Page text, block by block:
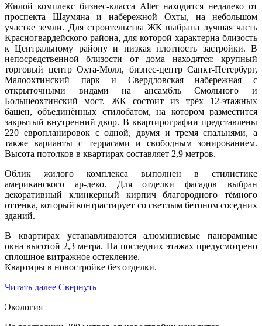
Жилой комплекс бизнес-класса Alter находится недалеко от
проспекта Шаумяна и набережной Охты, на небольшом
участке земли. Для строительства ЖК выбрана лучшая часть
Красногвардейского района, для которой характерна близость
к Центральному району и низкая плотность застройки. В
непосредственной близости от дома находятся: крупный
торговый центр Охта-Молл, бизнес-центр Санкт-Петербург,
Малоохтинский парк и Свердловская набережная с
открыточными видами на ансамбль Смольного и
Большеохтинский мост. ЖК состоит из трёх 12-этажных
башен, объединённых стилобатом, на котором разместится
закрытый внутренний двор. В квартирографии представлены
220 европланировок с одной, двумя и тремя спальнями, а
также варианты с террасами и свободным зонированием.
Высота потолков в квартирах составляет 2,9 метров.
Облик жилого комплекса выполнен в стилистике
американского ар-деко. Для отделки фасадов выбран
декоративный клинкерный кирпич благородного тёмного
оттенка, который контрастирует со светлым бетоном соседних
зданий.
В квартирах устанавливаются алюминиевые панорамные
окна высотой 2,3 метра. На последних этажах предусмотрено
сплошное витражное остекление.
Квартиры в новостройке без отделки.
Читать далее Свернуть
Экология